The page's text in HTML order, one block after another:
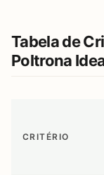
Tabela de
Poltrona
CRITÉRIO